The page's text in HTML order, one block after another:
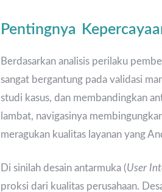
Pentingnya
Berdasarkan analisis perilaku
sangat bergantung pada validasi
studi kasus, dan membandingkan
lambat, navigasinya
meragukan kualitas layanan yang
Di sinilah desain antarmuka (User
proksi dari kualitas perusahaan.